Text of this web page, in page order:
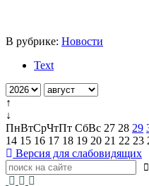
В рубрике: Новости
Text
↑
↓
ПнВтСрЧтПт СбВс 27 28 29
14 15 16 17 18 19 20 21 22 23
Версия для слабовидящих